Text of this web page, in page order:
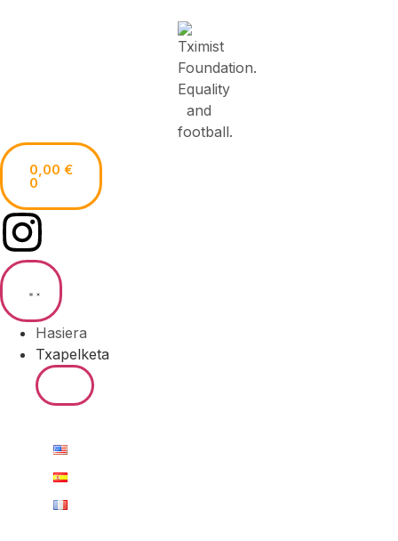
0,00 €
0
Hasiera
Txapelketa